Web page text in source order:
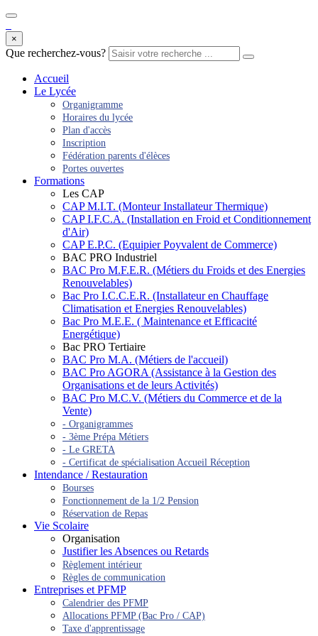
×
Que recherchez-vous?
Accueil
Le Lycée
Organigramme
Horaires du lycée
Plan d'accès
Inscription
Fédération parents d'élèces
Portes ouvertes
Formations
Les CAP
CAP M.I.T. (Monteur Installateur Thermique)
CAP I.F.C.A. (Installation en Froid et Conditionnement
d'Air)
CAP E.P.C. (Equipier Poyvalent de Commerce)
BAC PRO Industriel
BAC Pro M.F.E.R. (Métiers du Froids et des Energies
Renouvelables)
Bac Pro I.C.C.E.R. (Installateur en Chauffage
Climatisation et Energies Renouvelables)
Bac Pro M.E.E. ( Maintenance et Efficacité
Energétique)
Bac PRO Tertiaire
BAC Pro M.A. (Métiers de l'accueil)
BAC Pro AGORA (Assistance à la Gestion des
Organisations et de leurs Activités)
BAC Pro M.C.V. (Métiers du Commerce et de la
Vente)
- Organigrammes
- 3ème Prépa Métiers
- Le GRETA
- Certificat de spécialisation Accueil Réception
Intendance / Restauration
Bourses
Fonctionnement de la 1/2 Pension
Réservation de Repas
Vie Scolaire
Organisation
Justifier les Absences ou Retards
Règlement intérieur
Règles de communication
Entreprises et PFMP
Calendrier des PFMP
Allocations PFMP (Bac Pro / CAP)
Taxe d'apprentissage